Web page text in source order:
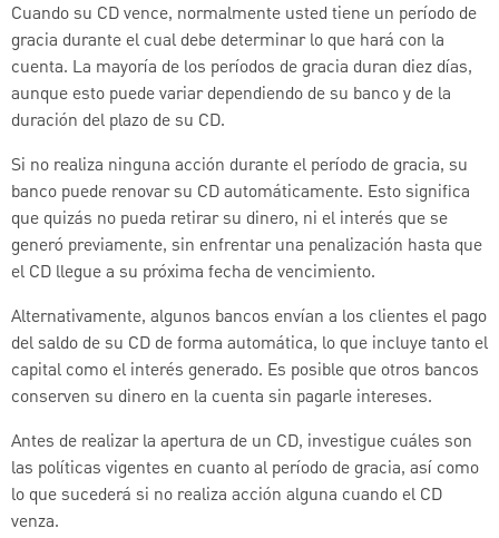
Cuando su CD vence, normalmente usted tiene un período de
gracia durante el cual debe determinar lo que hará con la
cuenta. La mayoría de los períodos de gracia duran diez días,
aunque esto puede variar dependiendo de su banco y de la
duración del plazo de su CD.
Si no realiza ninguna acción durante el período de gracia, su
banco puede renovar su CD automáticamente. Esto significa
que quizás no pueda retirar su dinero, ni el interés que se
generó previamente, sin enfrentar una penalización hasta que
el CD llegue a su próxima fecha de vencimiento.
Alternativamente, algunos bancos envían a los clientes el pago
del saldo de su CD de forma automática, lo que incluye tanto el
capital como el interés generado. Es posible que otros bancos
conserven su dinero en la cuenta sin pagarle intereses.
Antes de realizar la apertura de un CD, investigue cuáles son
las políticas vigentes en cuanto al período de gracia, así como
lo que sucederá si no realiza acción alguna cuando el CD
venza.